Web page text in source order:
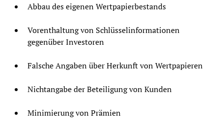
Abbau des eigenen Wertpapierbestands
Vorenthaltung von Schlüsselinformationen
gegenüber Investoren
Falsche Angaben über Herkunft von Wertpapieren
Nichtangabe der Beteiligung von Kunden
Minimierung von Prämien